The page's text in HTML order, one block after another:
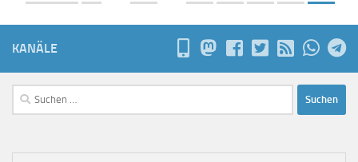
KANÄLE
Suchen
nach: